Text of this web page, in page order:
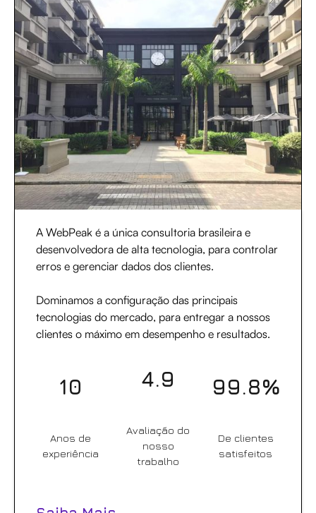
A WebPeak é a única consultoria brasileira e
desenvolvedora de alta tecnologia, para controlar
erros e gerenciar dados dos clientes.
Dominamos a configuração das principais
tecnologias do mercado, para entregar a nossos
clientes o máximo em desempenho e resultados.
10
Anos de
experiência
4.9
Avaliação do
nosso
trabalho
99.8%
De clientes
satisfeitos